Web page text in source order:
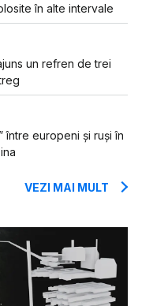
în alte intervale
un refren de trei
între europeni și ruși în
VEZI MAI MULT